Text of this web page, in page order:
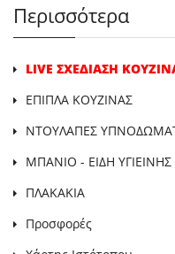
Περισσότερα
LIVE ΣΧΕΔΙΑΣΗ
ΕΠΙΠΛΑ ΚΟΥΖΙΝΑΣ
ΝΤΟΥΛΑΠΕΣ
ΜΠΑΝΙΟ - ΕΙΔΗ ΥΓΙΕΙΝΗΣ
ΠΛΑΚΑΚΙΑ
Προσφορές